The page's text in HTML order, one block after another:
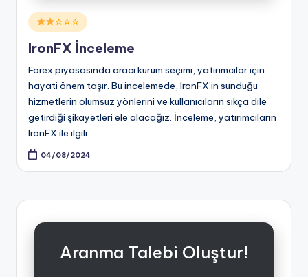
Posted
in
☆☆☆
IronFX İnceleme
Forex piyasasında aracı kurum seçimi, yatırımcılar için
hayati önem taşır. Bu incelemede, IronFX’in sunduğu
hizmetlerin olumsuz yönlerini ve kullanıcıların sıkça dile
getirdiği şikayetleri ele alacağız. İnceleme, yatırımcıların
IronFX ile ilgili…
04/08/2024
Aranma Talebi Oluştur!